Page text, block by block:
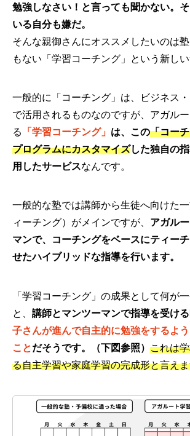
勉強しなさい！と言っても聞かない。
いる自分も嫌だ。
そんな親御さんにオススメしたいのは
もない「学習コーチング」という新しい
一般的に「コーチング」は、ビジネス
で活用されるものなのですが、アガル
る
「学習コーチング」 は、この「コー
プログラムにカスタマイズした独自の
用したサービスなんです。
一般的な塾では講師から生徒へ向けた
ィーチング）がメインですが、 アガル
マンで、コーチングをベースにティー
せたハイブリッドな指導を行います。
「学習コーチング」の成果として何が
と、 講師とマンツーマンで指導を受ける
子さんが進んで自主的に勉強をするよ
ことだそうです。（下図参照） これは
る自主学習や家庭学習の完成形と言え